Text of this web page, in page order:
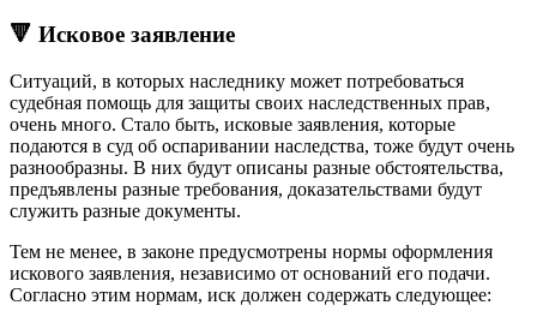
🔻 Исковое заявление
Ситуаций, в которых наследнику может потребоваться
судебная помощь для защиты своих наследственных прав,
очень много. Стало быть, исковые заявления, которые
подаются в суд об оспаривании наследства, тоже будут очень
разнообразны. В них будут описаны разные обстоятельства,
предъявлены разные требования, доказательствами будут
служить разные документы.
Тем не менее, в законе предусмотрены нормы оформления
искового заявления, независимо от оснований его подачи.
Согласно этим нормам, иск должен содержать следующее: